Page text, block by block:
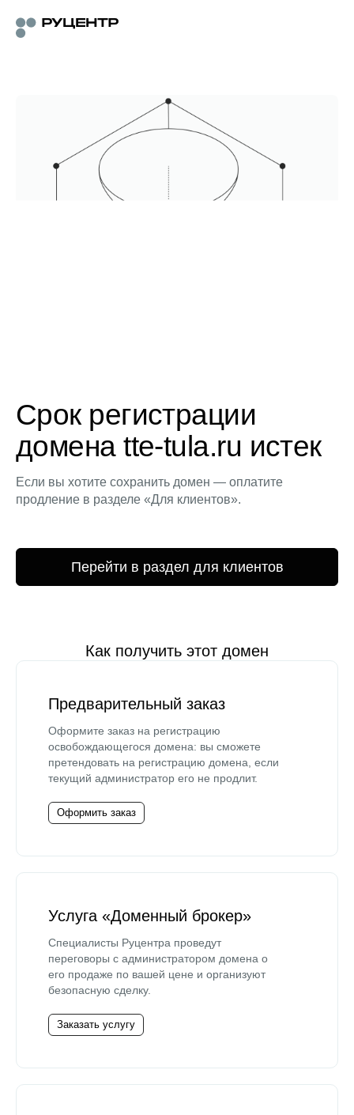
Срок регистрации
домена tte-tula.ru истек
Если вы хотите сохранить домен — оплатите
продление в разделе «Для клиентов».
Перейти в раздел для клиентов
Как получить этот домен
Предварительный заказ
Оформите заказ на регистрацию
освобождающегося домена: вы сможете
претендовать на регистрацию домена, если
текущий администратор его не продлит.
Оформить заказ
Услуга «Доменный брокер»
Специалисты Руцентра проведут
переговоры с администратором домена о
его продаже по вашей цене и организуют
безопасную сделку.
Заказать услугу